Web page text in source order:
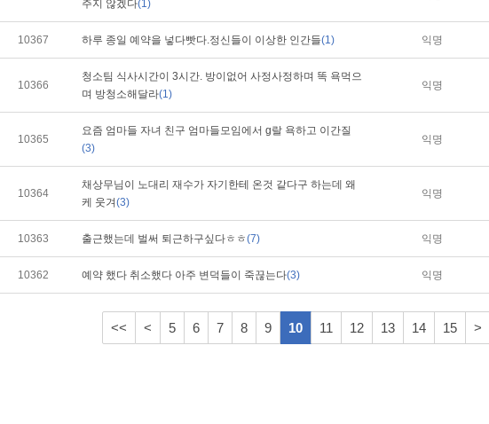
주지 않겠다(1)
10367 하루 종일 예약을 넣다빳다.정신들이 이상한 인간들(1) 익명
10366
청소팀 식사시간이 3시간. 방이없어 사정사정하며 똑 욕먹으
며 방청소해달라(1)
익명
10365
요즘 엄마들 자녀 친구 엄마들모임에서 g랄 욕하고 이간질
(3)
익명
10364
채상무님이 노대리 재수가 자기한테 온것 같다구 하는데 왜
케 웃겨(3)
익명
10363 출근했는데 벌써 퇴근하구싶다ㅎㅎ(7) 익명
10362 예약 했다 취소했다 아주 변덕들이 죽끊는다(3) 익명
<< < 5 6 7 8 9 10 11 12 13 14 15 >